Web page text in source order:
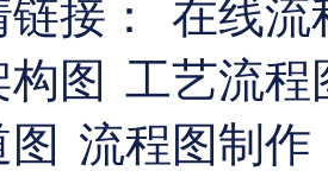
接：
在线
图 工艺流
流程图制作